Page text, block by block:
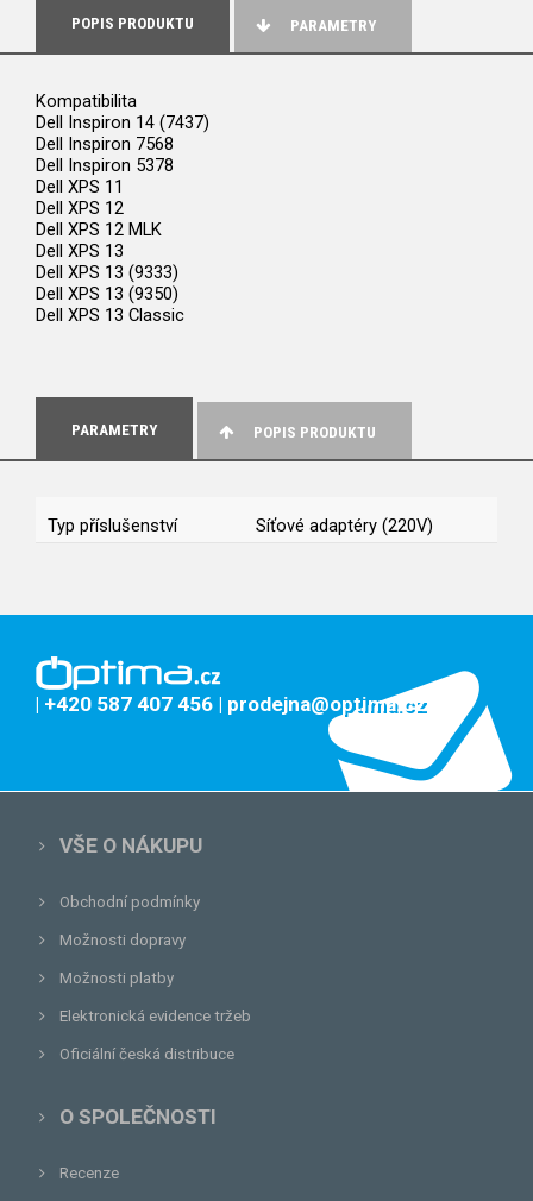
POPIS PRODUKTU PARAMETRY
Kompatibilita
Dell Inspiron 14 (7437)
Dell Inspiron 7568
Dell Inspiron 5378
Dell XPS 11
Dell XPS 12
Dell XPS 12 MLK
Dell XPS 13
Dell XPS 13 (9333)
Dell XPS 13 (9350)
Dell XPS 13 Classic
PARAMETRY POPIS PRODUKTU
Typ příslušenství Síťové adaptéry (220V)
| +420 587 407 456 | prodejna@optima.cz
VŠE O NÁKUPU
Obchodní podmínky
Možnosti dopravy
Možnosti platby
Elektronická evidence tržeb
Oficiální česká distribuce
O SPOLEČNOSTI
Recenze